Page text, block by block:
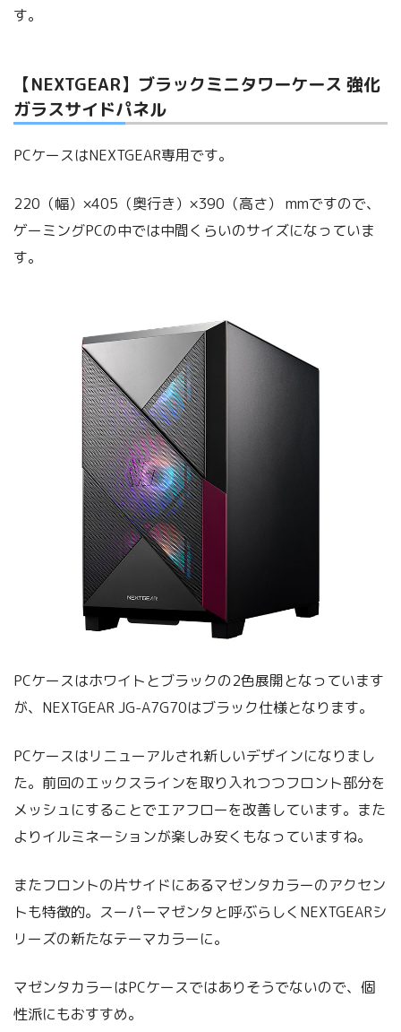
す。
【NEXTGEAR】ブラックミニタワーケース 強化
ガラスサイドパネル
PCケースはNEXTGEAR専用です。
220（幅）×405（奥行き）×390（高さ） mmですので、
ゲーミングPCの中では中間くらいのサイズになっていま
す。
PCケースはホワイトとブラックの2色展開となっています
が、NEXTGEAR JG-A7G70はブラック仕様となります。
PCケースはリニューアルされ新しいデザインになりまし
た。前回のエックスラインを取り入れつつフロント部分を
メッシュにすることでエアフローを改善しています。また
よりイルミネーションが楽しみ安くもなっていますね。
またフロントの片サイドにあるマゼンタカラーのアクセン
トも特徴的。スーパーマゼンタと呼ぶらしくNEXTGEARシ
リーズの新たなテーマカラーに。
マゼンタカラーはPCケースではありそうでないので、個
性派にもおすすめ。